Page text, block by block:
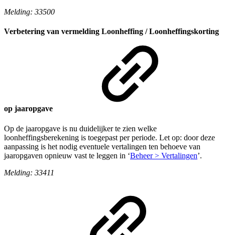
Melding: 33500
Verbetering van vermelding Loonheffing / Loonheffingskorting
op jaaropgave
Op de jaaropgave is nu duidelijker te zien welke
loonheffingsberekening is toegepast per periode. Let op: door deze
aanpassing is het nodig eventuele vertalingen ten behoeve van
jaaropgaven opnieuw vast te leggen in ‘Beheer > Vertalingen’.
Melding: 33411